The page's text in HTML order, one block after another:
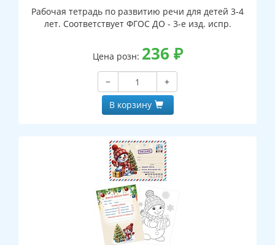
Рабочая тетрадь по развитию речи для детей 3-4
лет. Соответствует ФГОС ДО - 3-е изд. испр.
Цена розн: 236 ₽
−
+
В корзину